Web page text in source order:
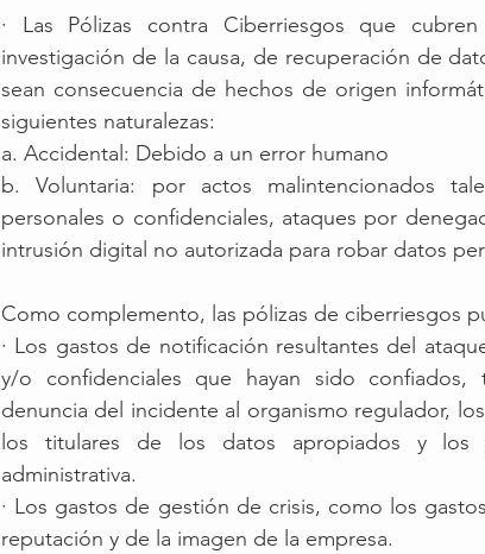
· Las Pólizas contra Ciberriesgos que
investigación de la causa, de recuperación de
sean consecuencia de hechos de origen
siguientes naturalezas:
a. Accidental: Debido a un error humano
b. Voluntaria: por actos malintencionados
personales o confidenciales, ataques por
intrusión digital no autorizada para robar datos
Como complemento, las pólizas de ciberriesgos
· Los gastos de notificación resultantes del
y/o confidenciales que hayan sido
denuncia del incidente al organismo regulador,
los titulares de los datos apropiados y los
administrativa.
· Los gastos de gestión de crisis, como los
reputación y de la imagen de la empresa.